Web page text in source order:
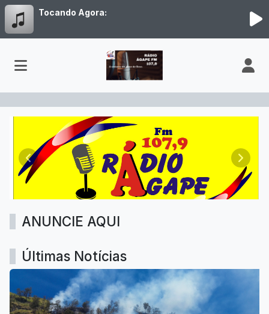
Tocando Agora:
SITE RÁDIO 2
Anterior
ANUNCIE AQUI
Últimas Notícias